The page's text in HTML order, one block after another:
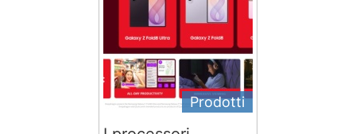
Prodotti